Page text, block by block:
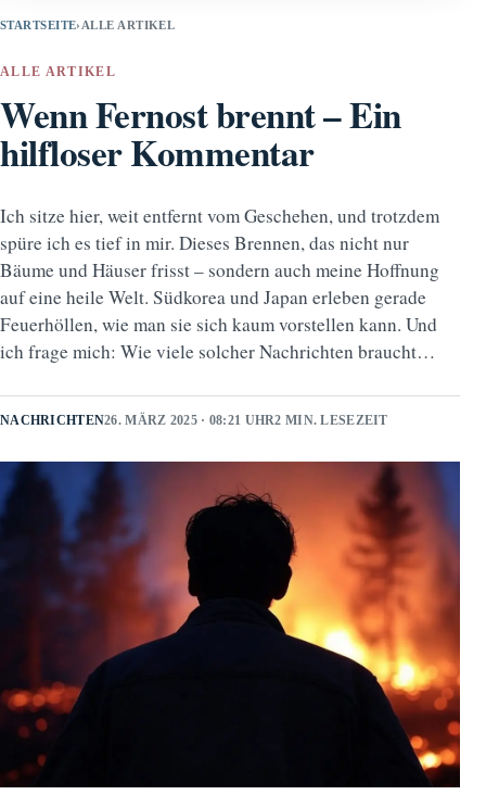
STARTSEITE› ALLE ARTIKEL
ALLE ARTIKEL
Wenn Fernost brennt – Ein
hilfloser Kommentar
Ich sitze hier, weit entfernt vom Geschehen, und trotzdem
spüre ich es tief in mir. Dieses Brennen, das nicht nur
Bäume und Häuser frisst – sondern auch meine Hoffnung
auf eine heile Welt. Südkorea und Japan erleben gerade
Feuerhöllen, wie man sie sich kaum vorstellen kann. Und
ich frage mich: Wie viele solcher Nachrichten braucht…
NACHRICHTEN26. MÄRZ 2025 · 08:21 UHR2 MIN. LESEZEIT